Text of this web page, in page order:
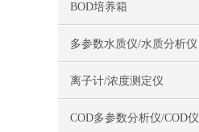
BOD培养箱
多参数水质仪/水质分析仪
离子计/浓度测定仪
COD多参数分析仪/COD仪